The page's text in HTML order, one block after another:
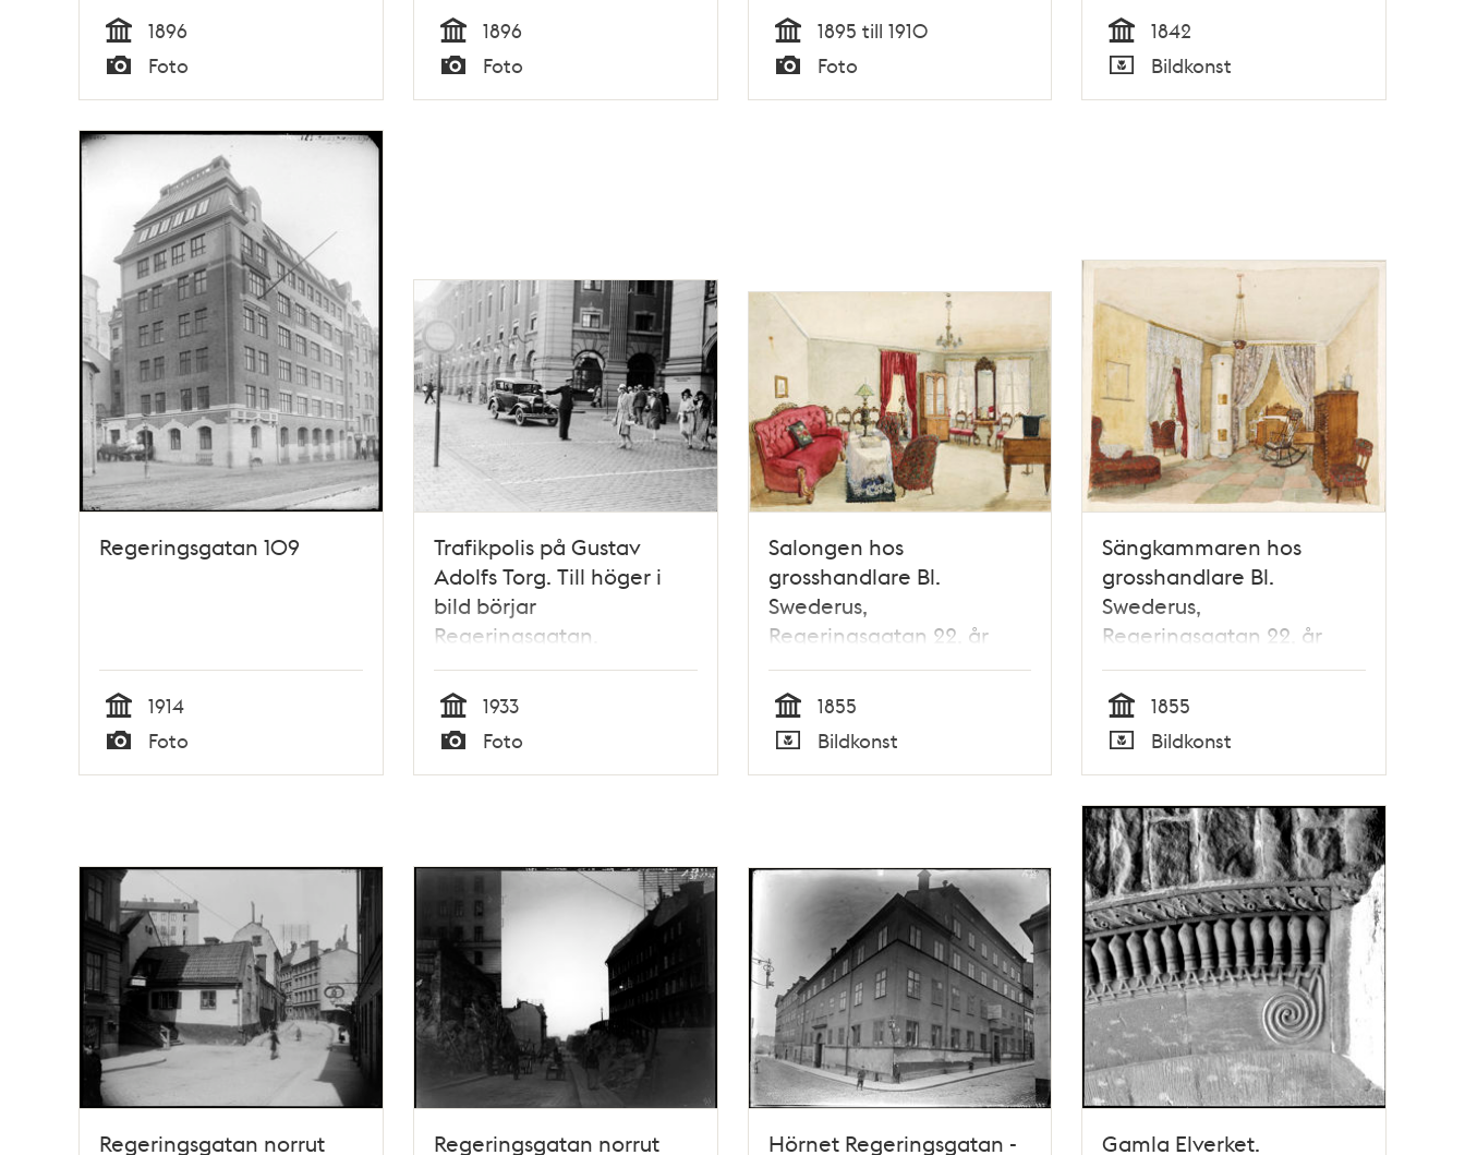
Tid
1896
Typ
Foto Tid
1896
Typ
Foto Tid
1895 till 1910
Typ
Foto Tid
1842
Typ
Bildkonst
Regeringsgatan 109
Tid
1914
Typ
Foto
Trafikpolis på Gustav
Adolfs Torg. Till höger i
bild börjar
Regeringsgatan.
Tid
1933
Typ
Foto
Salongen hos
grosshandlare Bl.
Swederus,
Regeringsgatan 22, år
1855
Tid
1855
Typ
Bildkonst
Sängkammaren hos
grosshandlare Bl.
Swederus,
Regeringsgatan 22, år
1855
Tid
1855
Typ
Bildkonst
Regeringsgatan norrut Regeringsgatan norrut Hörnet Regeringsgatan - Gamla Elverket.